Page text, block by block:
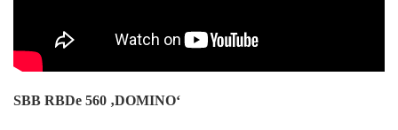
SBB RBDe 560 ‚DOMINO‘